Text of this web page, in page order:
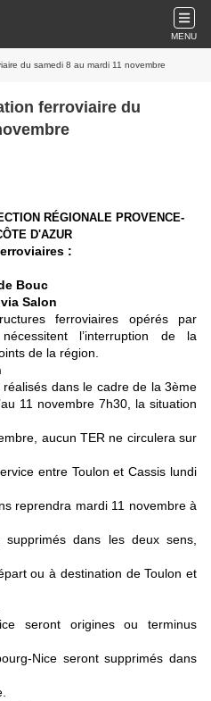
MENU
du samedi 8 au mardi 11 novembre
ferroviaire du
RÉGIONALE PROVENCE-
D'AZUR
:
Bouc
Salon
ferroviaires opérés par
l’interruption de la
de la région.
réalisés dans le cadre de la 3ème
11 novembre 7h30, la situation
aucun TER ne circulera sur
entre Toulon et Cassis lundi
reprendra mardi 11 novembre à
dans les deux sens,
ou à destination de Toulon et
seront origines ou terminus
Nice seront supprimés dans